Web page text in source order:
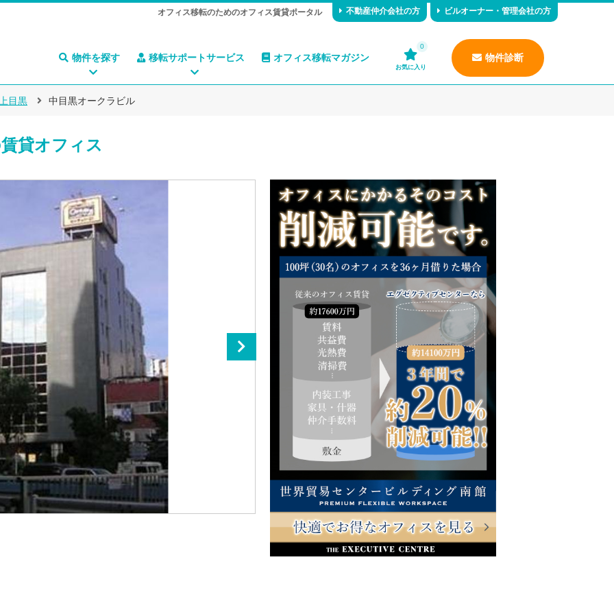
オフィス移転のためのオフィス賃貸ポータル 不動産仲介会社の方 ビルオーナー・管理会社の方
物件を探す 移転サポートサービス オフィス移転マガジン
0
お気に入り
物件診断
目黒 中目黒オークラビル
貸オフィス